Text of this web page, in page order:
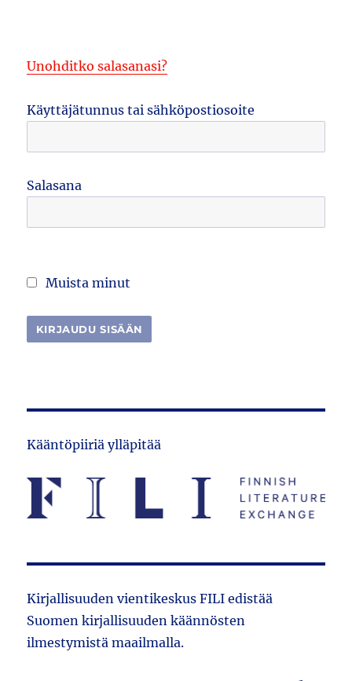
Unohditko salasanasi?
Käyttäjätunnus tai sähköpostiosoite
Salasana
Muista minut
Kääntöpiiriä ylläpitää
Kirjallisuuden vientikeskus FILI edistää
Suomen kirjallisuuden käännösten
ilmestymistä maailmalla.